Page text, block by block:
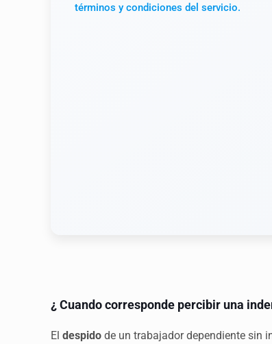
términos y condiciones del servicio.
¿ Cuando corresponde percibir una
El despido de un trabajador dependiente sin